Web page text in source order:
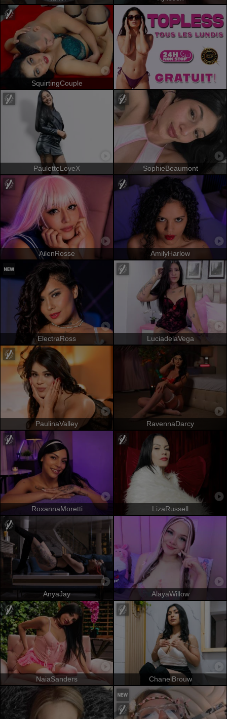
SquirtingCouple
PauletteLoveX SophieBeaumont
AilenRosse AmilyHarlow
ElectraRoss LuciadelaVega
PaulinaValley RavennaDarcy
RoxannaMoretti LizaRussell
AnyaJay AlayaWillow
NaiaSanders ChanelBrouw